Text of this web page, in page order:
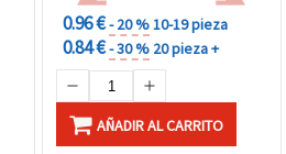
0.96 €- 20 %10-19 pieza
0.84 €- 30 % 20 pieza +
AÑADIR AL CARRITO